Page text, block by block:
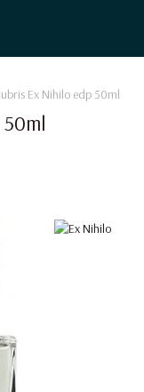
Ex Nihilo edp 50ml